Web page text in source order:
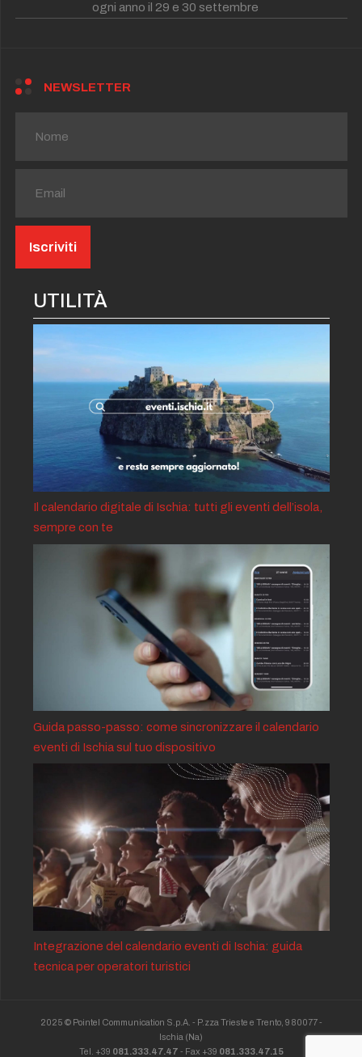
ogni anno il 29 e 30 settembre
NEWSLETTER
UTILITÀ
Il calendario digitale di Ischia: tutti gli eventi dell’isola,
sempre con te
Guida passo-passo: come sincronizzare il calendario
eventi di Ischia sul tuo dispositivo
Integrazione del calendario eventi di Ischia: guida
tecnica per operatori turistici
2025 © Pointel Communication S.p.A. - P.zza Trieste e Trento, 9 80077 -
Ischia (Na)
Tel. +39 081.333.47.47 - Fax +39 081.333.47.15